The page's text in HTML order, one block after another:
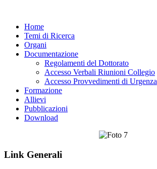
Home
Temi di Ricerca
Organi
Documentazione
Regolamenti del Dottorato
Accesso Verbali Riunioni Collegio
Accesso Provvedimenti di Urgenza
Formazione
Allievi
Pubblicazioni
Download
Link Generali